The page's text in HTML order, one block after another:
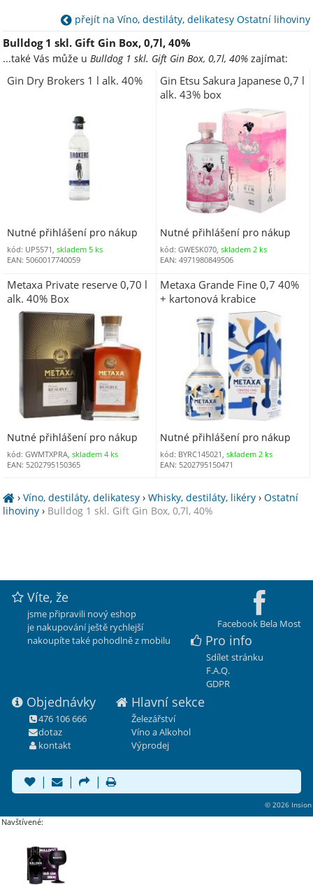
přejít na Víno, destiláty, delikatesy Ostatní lihoviny
Bulldog 1 skl. Gift Gin Box, 0,7l, 40%
...také Vás může uBulldog 1 skl. Gift Gin Box, 0,7l, 40% zajímat:
Gin Dry Brokers 1 l alk. 40%
Nutné přihlášení pro nákup
kód: UP5571, skladem 5 ks
EAN: 5060017740059
Gin Etsu Sakura Japanese 0,7 l
alk. 43% box
Nutné přihlášení pro nákup
kód: GWESK070,skladem 2 ks
EAN: 4971980849506
Metaxa Private reserve 0,70 l
alk. 40% Box
Nutné přihlášení pro nákup
kód: GWMTXPRA, skladem 4 ks
EAN: 5202795150365
Metaxa Grande Fine 0,7 40%
+ kartonová krabice
Nutné přihlášení pro nákup
kód: BYRC145021,skladem 2 ks
EAN: 5202795150471
›Víno, destiláty, delikatesy ›Whisky, destiláty, likéry ›Ostatní
lihoviny › Bulldog 1 skl. Gift Gin Box, 0,7l, 40%
Facebook Bela Most
Víte, že
jsme připravili nový eshop
je nakupování ještě rychlejší
nakoupíte také pohodlně z mobilu
Pro info
Sdílet stránku
F.A.Q.
GDPR
Objednávky
476 106 666
dotaz
kontakt
Hlavní sekce
Železářství
Víno a Alkohol
Výprodej
| | |
© 2026 Insion
Navštívené: